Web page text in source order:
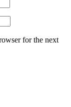
for the next